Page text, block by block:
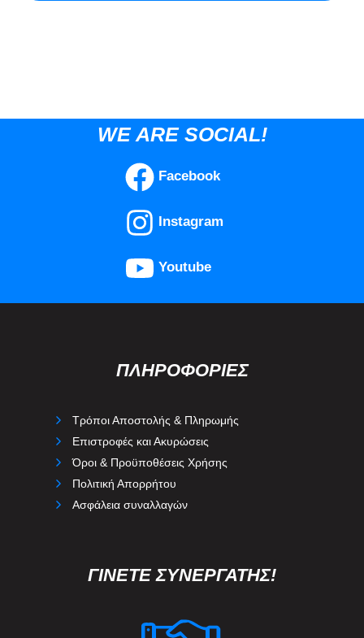
WE ARE SOCIAL!
Facebook
Instagram
Youtube
ΠΛΗΡΟΦΟΡΙΕΣ
Τρόποι Αποστολής & Πληρωμής
Επιστροφές και Ακυρώσεις
Όροι & Προϋποθέσεις Χρήσης
Πολιτική Απορρήτου
Ασφάλεια συναλλαγών
ΓΙΝΕΤΕ ΣΥΝΕΡΓΑΤΗΣ!